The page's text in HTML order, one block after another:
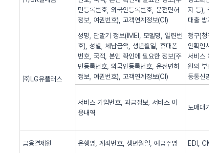
민등록번호, 외국인등록번호, 운전면허
정보, 여권번호), 고객연계정보(CI)
지 등), 국
대출 방지,
㈜LG유플러스
성명, 단말기 정보(IMEI, 모델명, 일련번
호), 성별, 체납금액, 생년월일, 휴대폰
번호, 국적, 본인 확인에 필요한 정보(주
민등록번호, 외국인등록번호, 운전면허
정보, 여권번호), 고객연계정보(CI)
청구(청구
인확인서
서비스 이
원의 부정
동통신망
서비스 가입번호, 과금정보, 서비스 이
용내역
도매대가
금융결제원 은행명, 계좌번호, 생년월일, 예금주명 EDI, CMS